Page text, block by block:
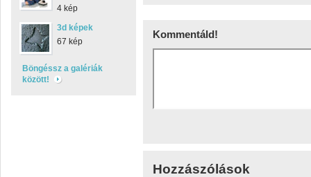
4 kép
3d képek
67 kép
Böngéssz a galériák
között!
Kommentáld!
Hozzászólások